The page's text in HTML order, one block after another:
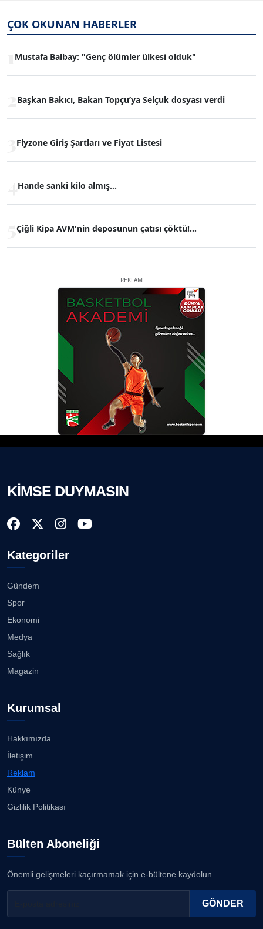
ÇOK OKUNAN HABERLER
Mustafa Balbay: "Genç ölümler ülkesi olduk"
Başkan Bakıcı, Bakan Topçu’ya Selçuk dosyası verdi
Flyzone Giriş Şartları ve Fiyat Listesi
Hande sanki kilo almış...
Çiğli Kipa AVM'nin deposunun çatısı çöktü!...
REKLAM
KİMSE DUYMASIN
Kategoriler
Gündem
Spor
Ekonomi
Medya
Sağlık
Magazin
Kurumsal
Hakkımızda
İletişim
Reklam
Künye
Gizlilik Politikası
Bülten Aboneliği
Önemli gelişmeleri kaçırmamak için e-bültene kaydolun.
GÖNDER